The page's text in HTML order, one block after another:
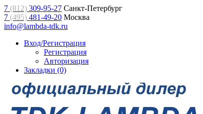
7 (812) 309-95-27 Санкт-Петербург
7 (495) 481-49-20 Москва
info@lambda-tdk.ru
Вход/Регистрация
Регистрация
Авторизация
Закладки (0)